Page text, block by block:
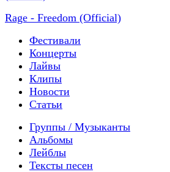
Rage - Freedom (Official)
Фестивали
Концерты
Лайвы
Клипы
Новости
Статьи
Группы / Музыканты
Альбомы
Лейблы
Тексты песен